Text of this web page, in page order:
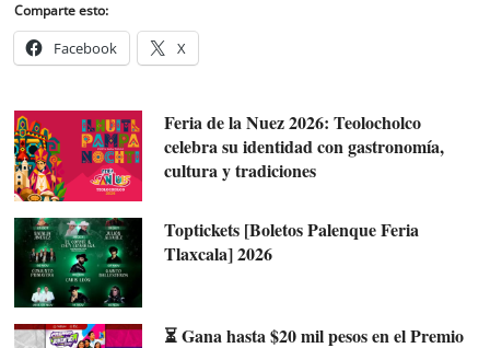
Comparte esto:
Facebook X
Feria de la Nuez 2026: Teolocholco
celebra su identidad con gastronomía,
cultura y tradiciones
Toptickets [Boletos Palenque Feria
Tlaxcala] 2026
⏳ Gana hasta $20 mil pesos en el Premio